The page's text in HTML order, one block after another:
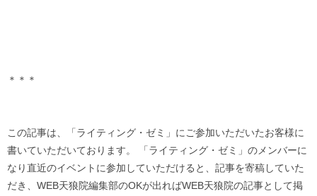
＊＊＊
この記事は、「ライティング・ゼミ」にご参加いただいたお客様に
書いていただいております。 「ライティング・ゼミ」のメンバーに
なり直近のイベントに参加していただけると、記事を寄稿していた
だき、WEB天狼院編集部のOKが出ればWEB天狼院の記事として掲